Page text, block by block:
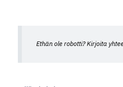
Ethän ole robotti? Kirjoita